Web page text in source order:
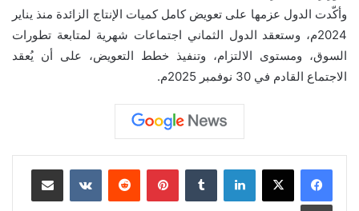
وأكّدت الدول عزمها على تعويض كامل كميات الإنتاج الزائدة منذ يناير
2024م، وستعقد الدول الثماني اجتماعات شهرية لمتابعة تطورات
السوق، ومستوى الالتزام، وتنفيذ خطط التعويض، على أن يُعقد
الاجتماع القادم في 30 نوفمبر 2025م.
لينكدإن بينتيريست مشاركة عبر البريد
طباعة